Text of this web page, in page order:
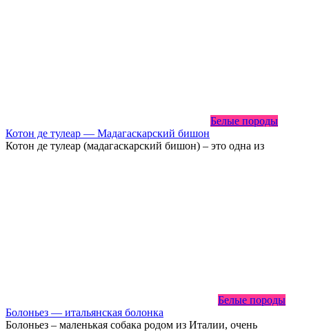
Белые породы
Котон де тулеар — Мадагаскарский бишон
Котон де тулеар (мадагаскарский бишон) – это одна из
Белые породы
Болоньез — итальянская болонка
Болоньез – маленькая собака родом из Италии, очень